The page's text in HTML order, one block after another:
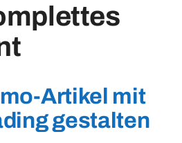
Artikel mit
gestalten